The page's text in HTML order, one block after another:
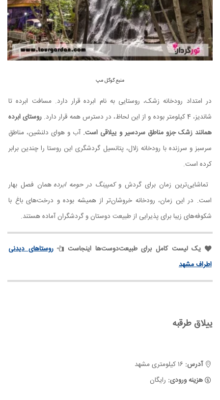
منبع گوگل مپ
در امتداد رودخانه زشک، روستایی به نام ابرده قرار دارد. مسافت ابرده تا
شاندیز، 4 کیلومتر بوده و از این لحاظ، در دسترس همه قرار دارد.
روستای ابرده
همانند زشک جزو مناطق سردسیر و ییلاقی است. آب و هوای دلنشین، مناطق
سرسبز و سرزنده با رودخانه زلال، پتانسیل گردشگری این روستا را چندین برابر
کرده است.
تماشایی‌ترین زمان برای گردش وکمپینگ در حومه ابرده همان فصل بهار
است. در این زمان، رودخانه خروشان‌تر از همیشه بوده و درخت‌های باغ با
شکوفه‌های زیبا برای پذیرایی از طبیعت دوستان و گردشگران آماده هستند.
یک لیست کامل برای طبیعت‌دوست‌ها اینجاست
روستاهای دیدنی
اطراف مشهد
ییلاق طرقبه
آدرس:
هزینه ورودی: رایگان